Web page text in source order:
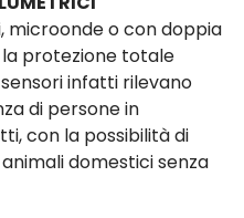
microonde o con doppia
protezione totale
infatti rilevano
di persone in
con la possibilità di
domestici senza